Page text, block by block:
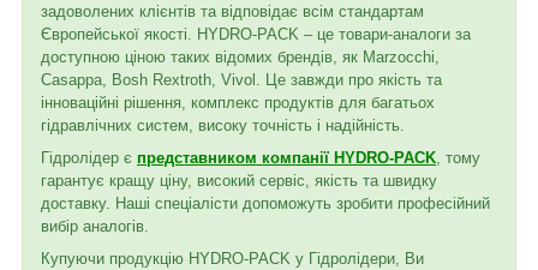
задоволених клієнтів та відповідає всім стандартам
Європейської якості. HYDRO-PACK – це товари-аналоги за
доступною ціною таких відомих брендів, як Marzocchi,
Casappa, Bosh Rextroth, Vivol. Це завжди про якість та
інноваційні рішення, комплекс продуктів для багатьох
гідравлічних систем, високу точність і надійність.
Гідролідер є представником компанії HYDRO-PACK, тому
гарантує кращу ціну, високий сервіс, якість та швидку
доставку. Наші спеціалісти допоможуть зробити професійний
вибір аналогів.
Купуючи продукцію HYDRO-PACK у Гідролідери, Ви